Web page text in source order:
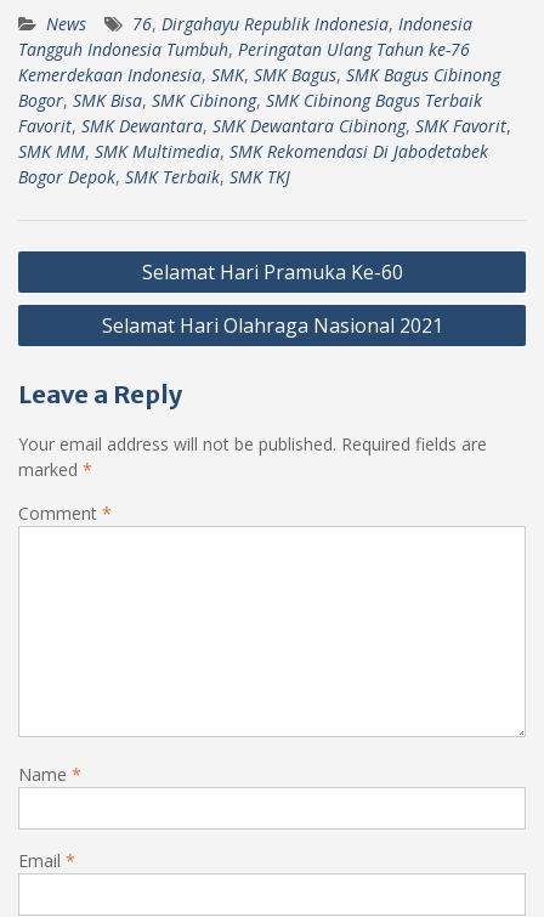
News 76, Dirgahayu Republik Indonesia, Indonesia
Tangguh Indonesia Tumbuh, Peringatan Ulang Tahun ke-76
Kemerdekaan Indonesia, SMK, SMK Bagus, SMK Bagus Cibinong
Bogor, SMK Bisa, SMK Cibinong, SMK Cibinong Bagus Terbaik
Favorit, SMK Dewantara, SMK Dewantara Cibinong, SMK Favorit,
SMK MM, SMK Multimedia, SMK Rekomendasi Di Jabodetabek
Bogor Depok, SMK Terbaik, SMK TKJ
Post
navigation
Selamat Hari Pramuka Ke-60
Selamat Hari Olahraga Nasional 2021
Leave a Reply
Your email address will not be published. Required fields are
marked *
Comment *
Name *
Email *